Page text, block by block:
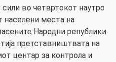
во четвртокот наутро
населени места на
Народни републики
претставништвата на
центар за контрола и